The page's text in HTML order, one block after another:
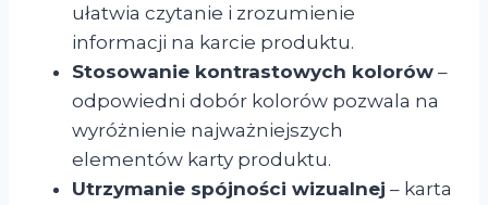
ułatwia czytanie i zrozumienie
informacji na karcie produktu.
Stosowanie kontrastowych kolorów –
odpowiedni dobór kolorów pozwala na
wyróżnienie najważniejszych
elementów karty produktu.
Utrzymanie spójności wizualnej – karta